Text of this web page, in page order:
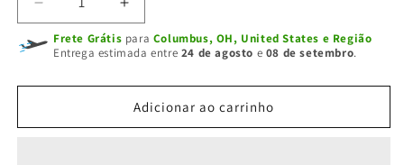
Diminuir
a
quantidade
VESTIDO
-
Aumentar
a
quantidade
VESTIDO
BEYNAC
-
Frete Grátis para Columbus, OH, United States e Região
Entrega estimada entre 24 de agosto e 08 de setembro.
Adicionar ao carrinho